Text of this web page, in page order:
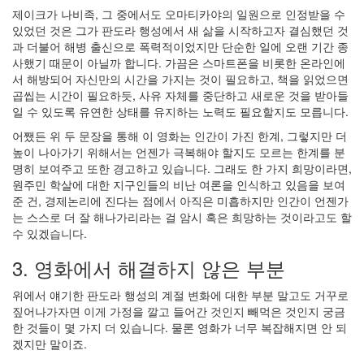
제이크가 나비족, 그 중에서도 오마티카야의 일원으로 인정받을 수
있었던 것은 그가 판도라 행성에서 새 삶을 시작하고자 결심했던 것
과 더불어 해병 출신으로 폭력적이었지만 단순한 일에 오랜 기간 종
사했기 때문이 아닐까 합니다. 가끔은 스마트폰을 비롯한 온라인에
서 해방되어 자신만의 시간을 가지는 것이 필요하고, 책을 읽었으면
곱씹는 시간이 필요하듯, 사유 자체를 중단하고 새로운 것을 받아들
일 수 있도록 유연한 상태를 유지하는 노력도 필요할지도 모릅니다.
어쨌든 위 두 문장을 통해 이 영화는 인간이 가진 한계, 그렇지만 더
높이 나아가기 위해서는 언젠가 극복해야 할지도 모르는 한계를 분
명히 보여주고 또한 경고하고 있습니다. 그래도 한 가지 희망이라면,
원주민 학살에 대한 지구인들의 비난 여론을 인식하고 있음을 보여
준 건, 경제논리에 진다는 점에서 아직은 미흡하지만 인간이 언젠가
는 스스로 더 잘 해나가리라는 걸 암시 혹은 희망하는 것이라고도 할
수 있겠습니다.
3. 영화에서 해결하지 않은 부분
위에서 얘기한 판도라 행성의 계절 변화에 대한 부분 말고도 거꾸로
짚어나가자면 이게 가정을 깔고 들어간 것인지 빼먹은 것인지 궁금
한 것들이 몇 가지 더 있습니다. 물론 영화가 너무 복잡해지면 안 되
겠지만 말이죠.
터
길
들
이
기
3
by
daybreaker
새
해
인
사
올
요
2
by
LonnieNa